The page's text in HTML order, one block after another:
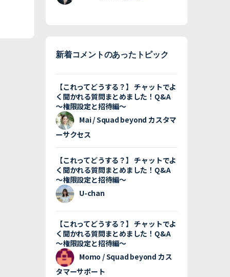
新着コメントのあったトピック
【これってどうする？】 チャットでよ
く聞かれる質問まとめました！Q&A
〜権限設定と招待編〜
Mai / Squad beyond カスタマ
ーサクセス
【これってどうする？】 チャットでよ
く聞かれる質問まとめました！Q&A
〜権限設定と招待編〜
U-chan
【これってどうする？】 チャットでよ
く聞かれる質問まとめました！Q&A
〜権限設定と招待編〜
Momo / Squad beyond カス
タマーサポート